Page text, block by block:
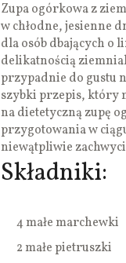
Zupa ogórkowa z
w chłodne, jesienne
dla osób dbających o
delikatnością
przypadnie do gustu
szybki przepis, który
na dietetyczną zupę
przygotowania w
niewątpliwie
Składniki:
4 małe marchewki
2 małe pietruszki